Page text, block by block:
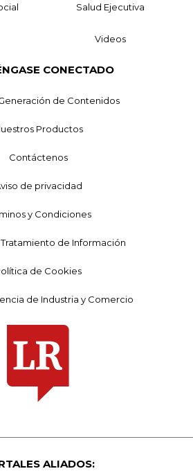
Salud Ejecutiva
Videos
CONECTADO
de Contenidos
Productos
Contáctenos
de privacidad
y Condiciones
de Información
de Cookies
de Industria y Comercio
ALIADOS: